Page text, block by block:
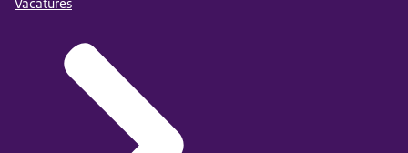
Vacatures